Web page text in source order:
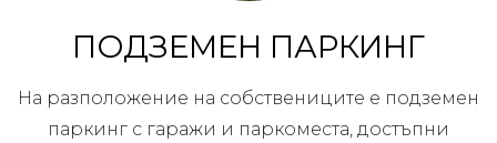
ПОДЗЕМЕН ПАРКИНГ
На разположение на собствениците е подземен
паркинг с гаражи и паркоместа, достъпни